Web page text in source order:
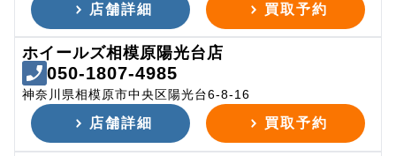
店舗詳細 買取予約
ホイールズ相模原陽光台店
050-1807-4985
神奈川県相模原市中央区陽光台6-8-16
店舗詳細 買取予約